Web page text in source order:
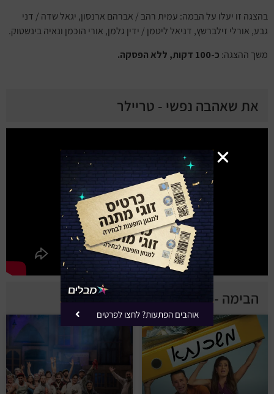
בהצגה זו יעלו על הבמה: עמית רהב / אברהם ארנסון, יגאל שדה / דני
גבע, אורלי זילברשץ, דניאל ליטמן / ידין גלמן, אורי הוכמן ונאיה בינשטוק.
משך ההצגה: כ-100 דקות, ללא הפסקה.
את שאהבה נפשי - טריילר
הבימה - הצגות נוספות
אוהבים הפתעות? לחצו לפרטים